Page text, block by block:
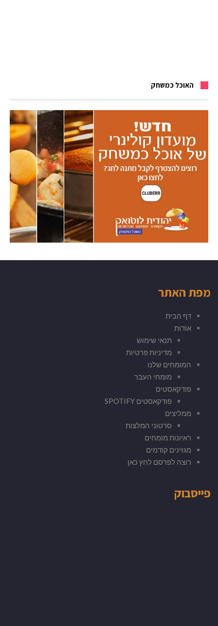
האוכל כמשחק
מפת האתר
דף הבית
אודות
תנאי שימוש
מדיניות פרטיות
המומחים שלנו
מומחי העבר
פודקאסטים
פודקאסטים SPOTIFY
ממליצים
סרטוני המלצות
ראיונות מומחים
מגזינים קודמים
רוצה לפרסם לחץ כאן
פייסבוק